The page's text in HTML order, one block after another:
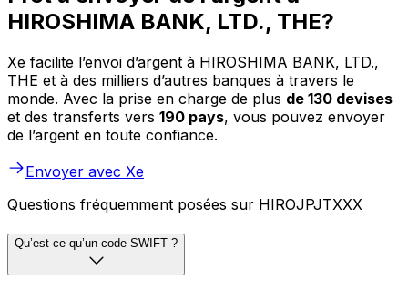
HIROSHIMA BANK, LTD., THE?
Xe facilite l’envoi d’argent à HIROSHIMA BANK, LTD.,
THE et à des milliers d’autres banques à travers le
monde. Avec la prise en charge de plus de 130 devises
et des transferts vers 190 pays, vous pouvez envoyer
de l’argent en toute confiance.
Envoyer avec Xe
Questions fréquemment posées sur HIROJPJTXXX
Qu’est-ce qu’un code SWIFT ?